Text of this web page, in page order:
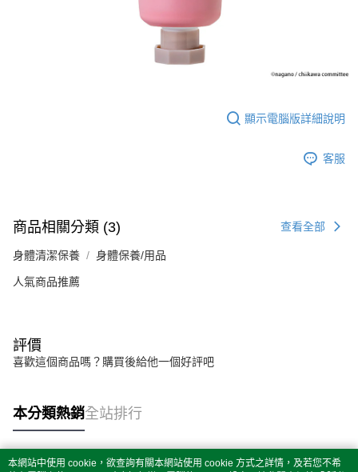
顯示電腦版詳細說明
客服
商品相關分類 (3) 查看全部
身體清潔保養 身體保養/用品
人氣商品推薦
評價
喜歡這個商品嗎？購買後給他一個好評吧
本分類熱銷全站排行
本網站中使用 cookie，欲查詢有關本網站使用 cookie 方式之詳情，及若您不希